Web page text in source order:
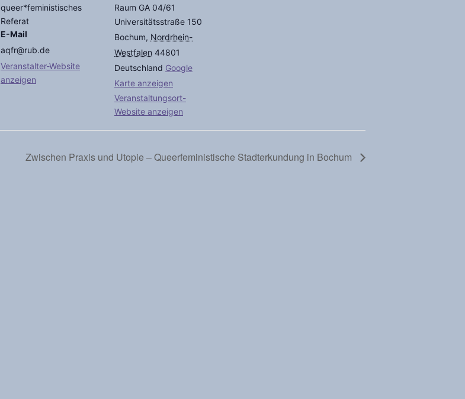
queer*feministisches
Referat
E-Mail
aqfr@rub.de
Veranstalter-Website
anzeigen
Raum GA 04/61
Universitätsstraße 150
Bochum, Nordrhein-
Westfalen 44801
Deutschland Google
Karte anzeigen
Veranstaltungsort-
Website anzeigen
Zwischen Praxis und Utopie – Queerfeministische Stadterkundung in Bochum